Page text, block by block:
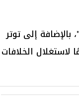
إلى توتر
الخلافات